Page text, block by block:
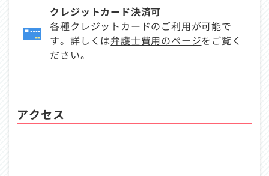
クレジットカード決済可
各種クレジットカードのご利用が可能で
す。詳しくは弁護士費用のページをご覧く
ださい。
アクセス